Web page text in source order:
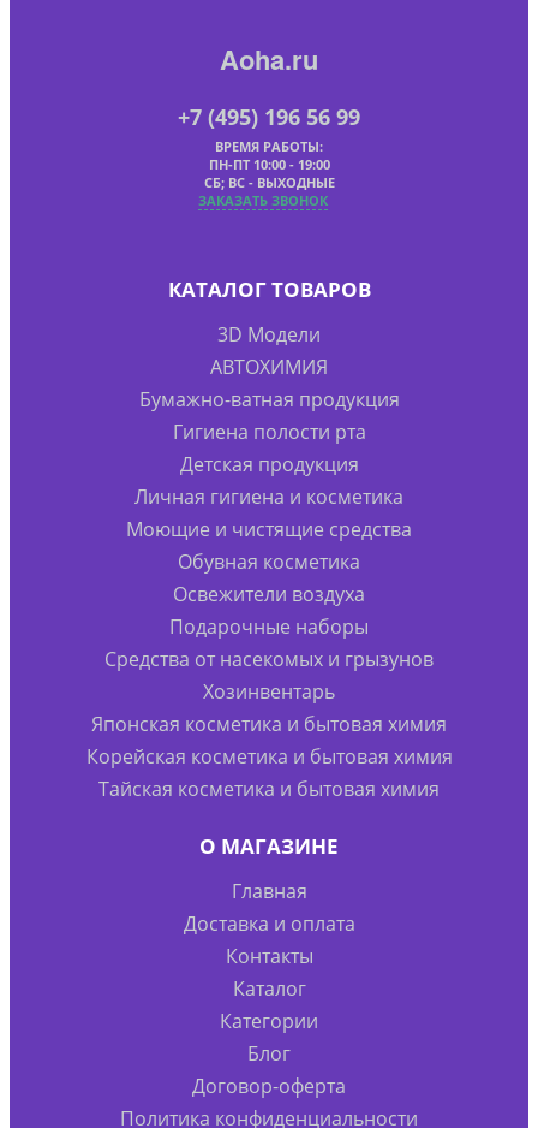
Aoha.ru
+7 (495) 196 56 99
ВРЕМЯ РАБОТЫ:
ПН-ПТ 10:00 - 19:00
СБ; ВС - ВЫХОДНЫЕ
ЗАКАЗАТЬ ЗВОНОК
КАТАЛОГ ТОВАРОВ
3D Модели
АВТОХИМИЯ
Бумажно-ватная продукция
Гигиена полости рта
Детская продукция
Личная гигиена и косметика
Моющие и чистящие средства
Обувная косметика
Освежители воздуха
Подарочные наборы
Средства от насекомых и грызунов
Хозинвентарь
Японская косметика и бытовая химия
Корейская косметика и бытовая химия
Тайская косметика и бытовая химия
О МАГАЗИНЕ
Главная
Доставка и оплата
Контакты
Каталог
Категории
Блог
Договор-оферта
Политика конфиденциальности